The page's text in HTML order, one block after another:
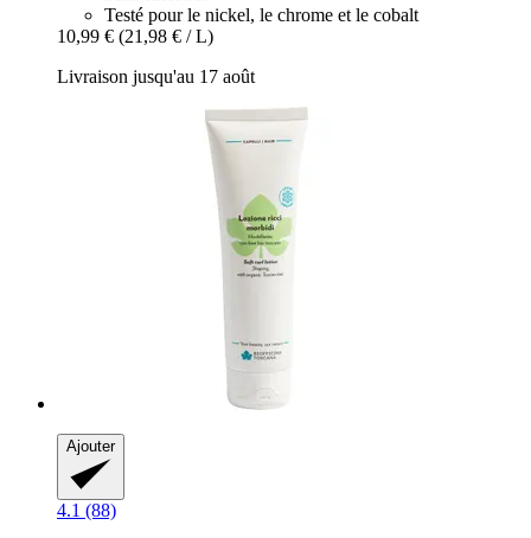
Testé pour le nickel, le chrome et le cobalt
10,99 € (21,98 € / L)
Livraison jusqu'au 17 août
Ajouter
4.1 (88)